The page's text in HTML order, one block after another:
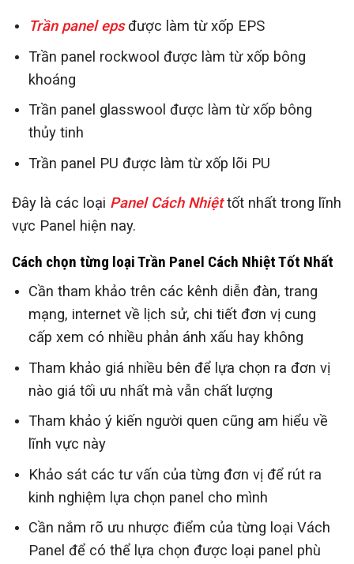
Trần panel epsđược làm từ xốp EPS
Trần panel rockwool được làm từ xốp bông
khoáng
Trần panel glasswool được làm từ xốp bông
thủy tinh
Trần panel PU được làm từ xốp lõi PU
Đây là các loại Panel Cách Nhiệttốt nhất trong lĩnh
vực Panel hiện nay.
Cách chọn từng loại Trần Panel Cách Nhiệt Tốt Nhất
Cần tham khảo trên các kênh diễn đàn, trang
mạng, internet về lịch sử, chi tiết đơn vị cung
cấp xem có nhiều phản ánh xấu hay không
Tham khảo giá nhiều bên để lựa chọn ra đơn vị
nào giá tối ưu nhất mà vẫn chất lượng
Tham khảo ý kiến người quen cũng am hiểu về
lĩnh vực này
Khảo sát các tư vấn của từng đơn vị để rút ra
kinh nghiệm lựa chọn panel cho mình
Cần nắm rõ ưu nhược điểm của từng loại Vách
Panel để có thể lựa chọn được loại panel phù